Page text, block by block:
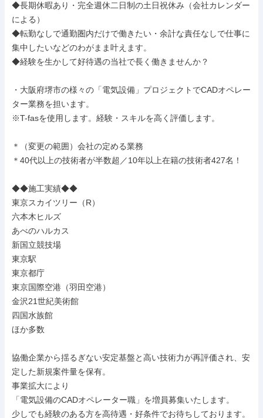
◆長期休暇あり・完全週休二日制の土日祝休み（会社カレンダー
による）
◆転勤なしで通勤圏内だけで働きたい・余計な責任なしで仕事に
集中したいなどのわがまま叶えます。
◆経験を生かして好待遇の当社で長く働きませんか？
・大阪府堺市の様々の「電気設備」プロジェクトでCADオペレー
ター業務を担います。
※T-fasを使用します。経験・スキルを高く評価します。
＊（変更の範囲）会社の定める業務
＊40代以上の技術者が半数超／10年以上在籍の技術者427名！
◆◆施工実績◆◆
東京スカイツリー（R）
六本木ヒルズ
あべのハルカス
新国立競技場
東京駅
東京都庁
東京国際空港（羽田空港）
金沢21世紀美術館
四国水族館
ほか多数
協働企業から揺るぎない安定基盤と高い技術力が再評価され、安
定した新規案件量を保有。
事業拡大により
「電気設備のCADオペレーター職」を増員募集いたします。
少しでも経験のある方を高待遇・好条件でお待ちしております。